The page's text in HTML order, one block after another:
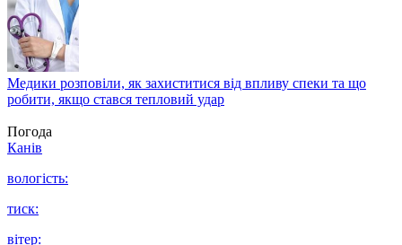
Медики розповіли, як захиститися від впливу спеки та що
робити, якщо стався тепловий удар
Погода
Канів
вологість:
тиск:
вітер: